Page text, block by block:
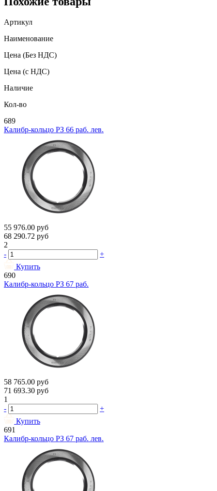
Артикул
Наименование
Цена (Без НДС)
Цена (с НДС)
Наличие
Кол-во
689
Калибр-кольцо РЗ 66 раб. лев.
55 976.00 руб
68 290.72 руб
2
-
+
Купить
690
Калибр-кольцо РЗ 67 раб.
58 765.00 руб
71 693.30 руб
1
-
+
Купить
691
Калибр-кольцо РЗ 67 раб. лев.